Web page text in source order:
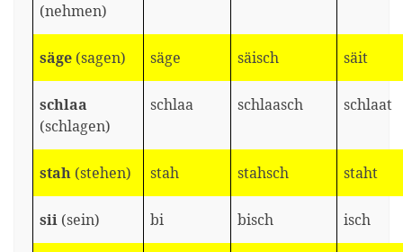
(nehmen)
säge (sagen) säge säisch säit
schlaa
(schlagen)
schlaa schlaasch schlaat
stah (stehen) stah stahsch staht
sii (sein) bi bisch isch